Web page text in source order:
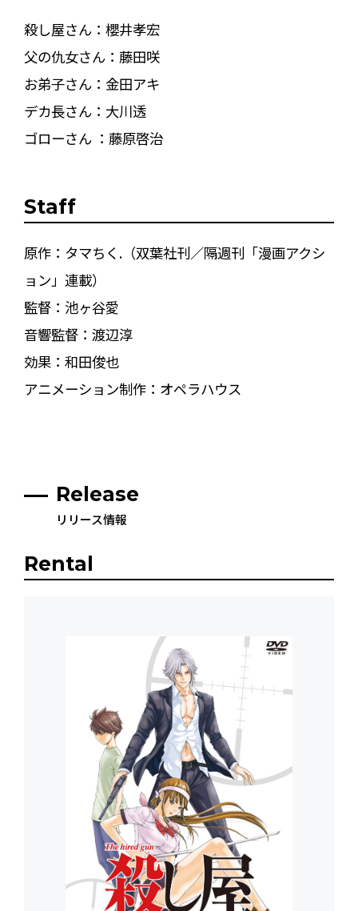
殺し屋さん：櫻井孝宏
父の仇女さん：藤田咲
お弟子さん：金田アキ
デカ長さん：大川透
ゴローさん ：藤原啓治
Staff
原作：タマちく.（双葉社刊／隔週刊「漫画アクシ
ョン」連載）
監督：池ヶ谷愛
音響監督：渡辺淳
効果：和田俊也
アニメーション制作：オペラハウス
Release
リリース情報
Rental